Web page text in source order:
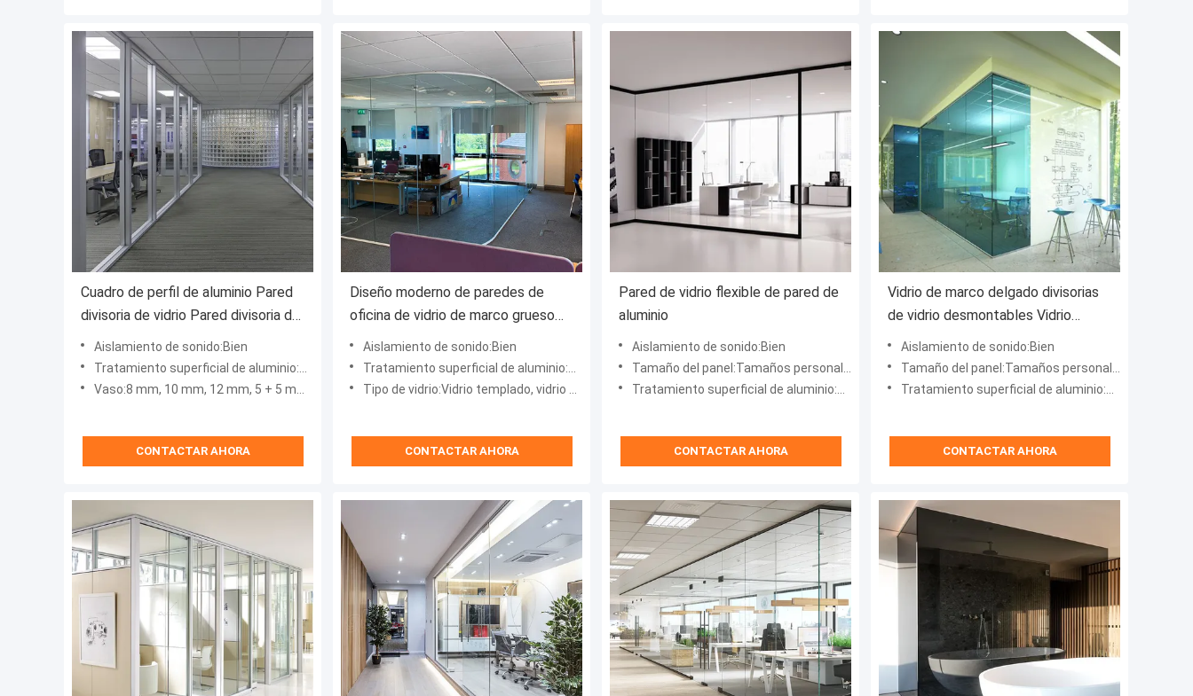
Cuadro de perfil de aluminio Pared
divisoria de vidrio Pared divisoria de
oficina personalizada
Aislamiento de sonido:Bien
Tratamiento superficial de aluminio:Revestimiento en polvo, pulverización de fluorocarburos
Vaso:8 mm, 10 mm, 12 mm, 5 + 5 mm, 6 + 6 mm
CONTACTAR AHORA
Diseño moderno de paredes de
oficina de vidrio de marco grueso
con vidrio templado
Aislamiento de sonido:Bien
Tratamiento superficial de aluminio:Revestimiento en polvo, pulverización de fluorocarburos
Tipo de vidrio:Vidrio templado, vidrio doblemente templado, vidrio aislado
CONTACTAR AHORA
Pared de vidrio flexible de pared de
aluminio
Aislamiento de sonido:Bien
Tamaño del panel:Tamaños personalizados
Tratamiento superficial de aluminio:Revestimiento en polvo, pulverización de fluorocarburos
CONTACTAR AHORA
Vidrio de marco delgado divisorias
de vidrio desmontables Vidrio
transparente y templado
Aislamiento de sonido:Bien
Tamaño del panel:Tamaños personalizados
Tratamiento superficial de aluminio:Revestimiento en polvo, pulverización de fluorocarburos
CONTACTAR AHORA